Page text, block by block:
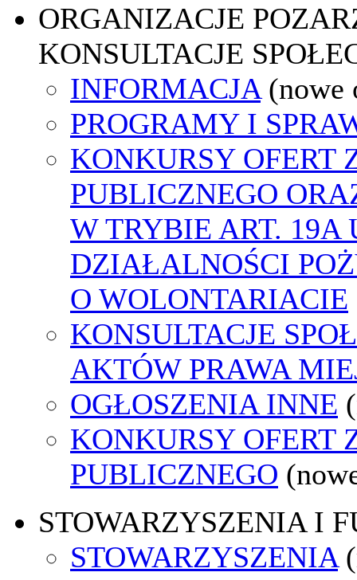
ORGANIZACJE
KONSULTACJE
INFORMACJA (nowe
PROGRAMY I
KONKURSY OFERT
PUBLICZNEGO
W TRYBIE ART. 19A
DZIAŁALNOŚCI
O WOLONTARIACIE
KONSULTACJE
AKTÓW PRAWA
OGŁOSZENIA INNE
KONKURSY OFERT
PUBLICZNEGO
STOWARZYSZENIA I
STOWARZYSZENIA